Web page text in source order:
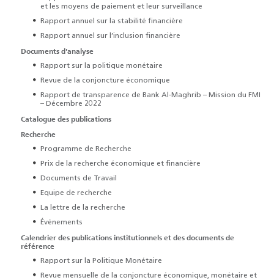
et les moyens de paiement et leur surveillance
Rapport annuel sur la stabilité financière
Rapport annuel sur l’inclusion financière
Documents d'analyse
Rapport sur la politique monétaire
Revue de la conjoncture économique
Rapport de transparence de Bank Al-Maghrib – Mission du FMI
– Décembre 2022
Catalogue des publications
Recherche
Programme de Recherche
Prix de la recherche économique et financière
Documents de Travail
Equipe de recherche
La lettre de la recherche
Événements
Calendrier des publications institutionnels et des documents de
référence
Rapport sur la Politique Monétaire
Revue mensuelle de la conjoncture économique, monétaire et